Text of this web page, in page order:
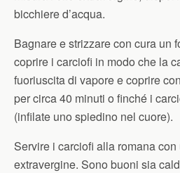
bicchiere d’acqua.
Bagnare e strizzare con cura un
coprire i carciofi in modo che la
fuoriuscita di vapore e coprire
per circa 40 minuti o finché i
(infilate uno spiedino nel cuore).
Servire i carciofi alla romana
extravergine. Sono buoni sia